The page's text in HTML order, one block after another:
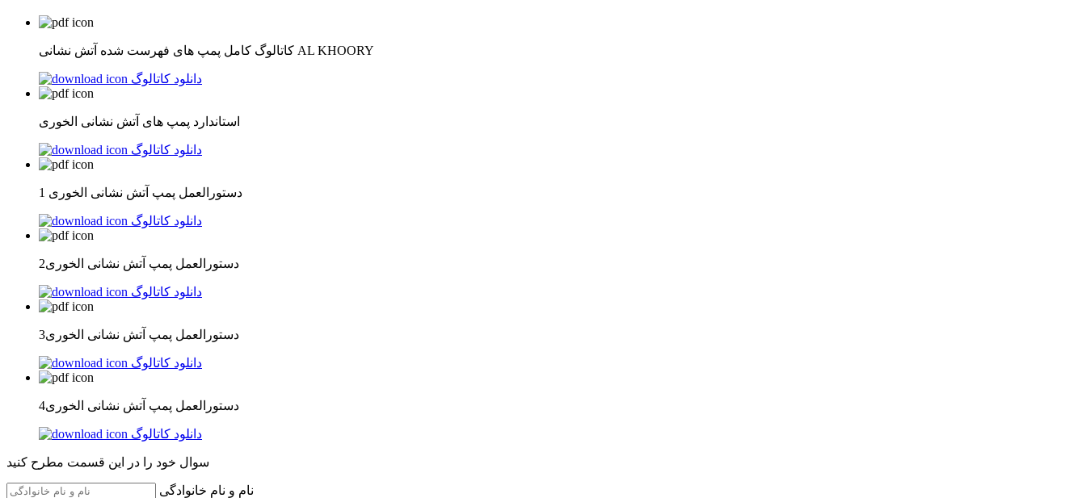
کاتالوگ کامل پمپ های فهرست شده آتش نشانی AL KHOORY
دانلود کاتالوگ
استاندارد پمپ های آتش نشانی الخوری
دانلود کاتالوگ
دستورالعمل پمپ آتش نشانی الخوری 1
دانلود کاتالوگ
دستورالعمل پمپ آتش نشانی الخوری2
دانلود کاتالوگ
دستورالعمل پمپ آتش نشانی الخوری3
دانلود کاتالوگ
دستورالعمل پمپ آتش نشانی الخوری4
دانلود کاتالوگ
سوال خود را در این قسمت مطرح کنید
نام و نام خانوادگی